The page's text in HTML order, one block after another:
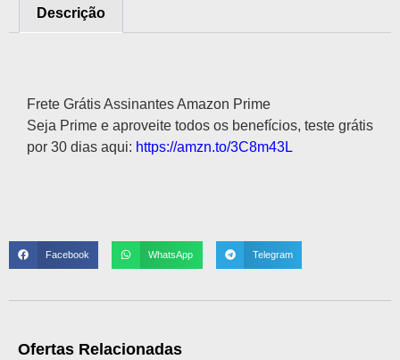
Descrição
Frete Grátis Assinantes Amazon Prime
Seja Prime e aproveite todos os benefícios, teste grátis
por 30 dias aqui: https://amzn.to/3C8m43L
Facebook WhatsApp Telegram
Ofertas Relacionadas